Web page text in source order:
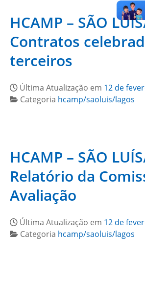
HCAMP – SÃO
Contratos
terceiros
Última Atualização em 12 de
Categoria hcamp/saoluis/lagos
HCAMP – SÃO
Relatório da
Avaliação
Última Atualização em 12 de
Categoria hcamp/saoluis/lagos